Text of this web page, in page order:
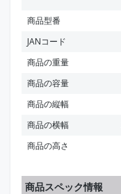
商品型番
JANコード
商品の重量
商品の容量
商品の縦幅
商品の横幅
商品の高さ
商品スペック情報